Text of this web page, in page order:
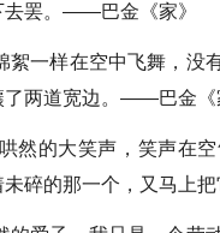
去罢。——巴金《家》
一样在空中飞舞，没
了两道宽边。——巴金《
的大笑声，笑声在空
碎的那一个，又马上